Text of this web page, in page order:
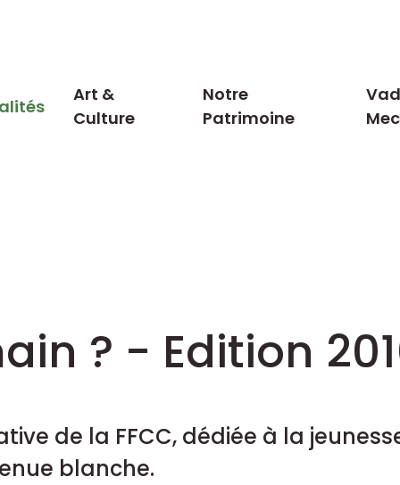
Art &
Culture
Notre
Patrimoine
? - Edition
de la FFCC, dédiée à la
blanche.